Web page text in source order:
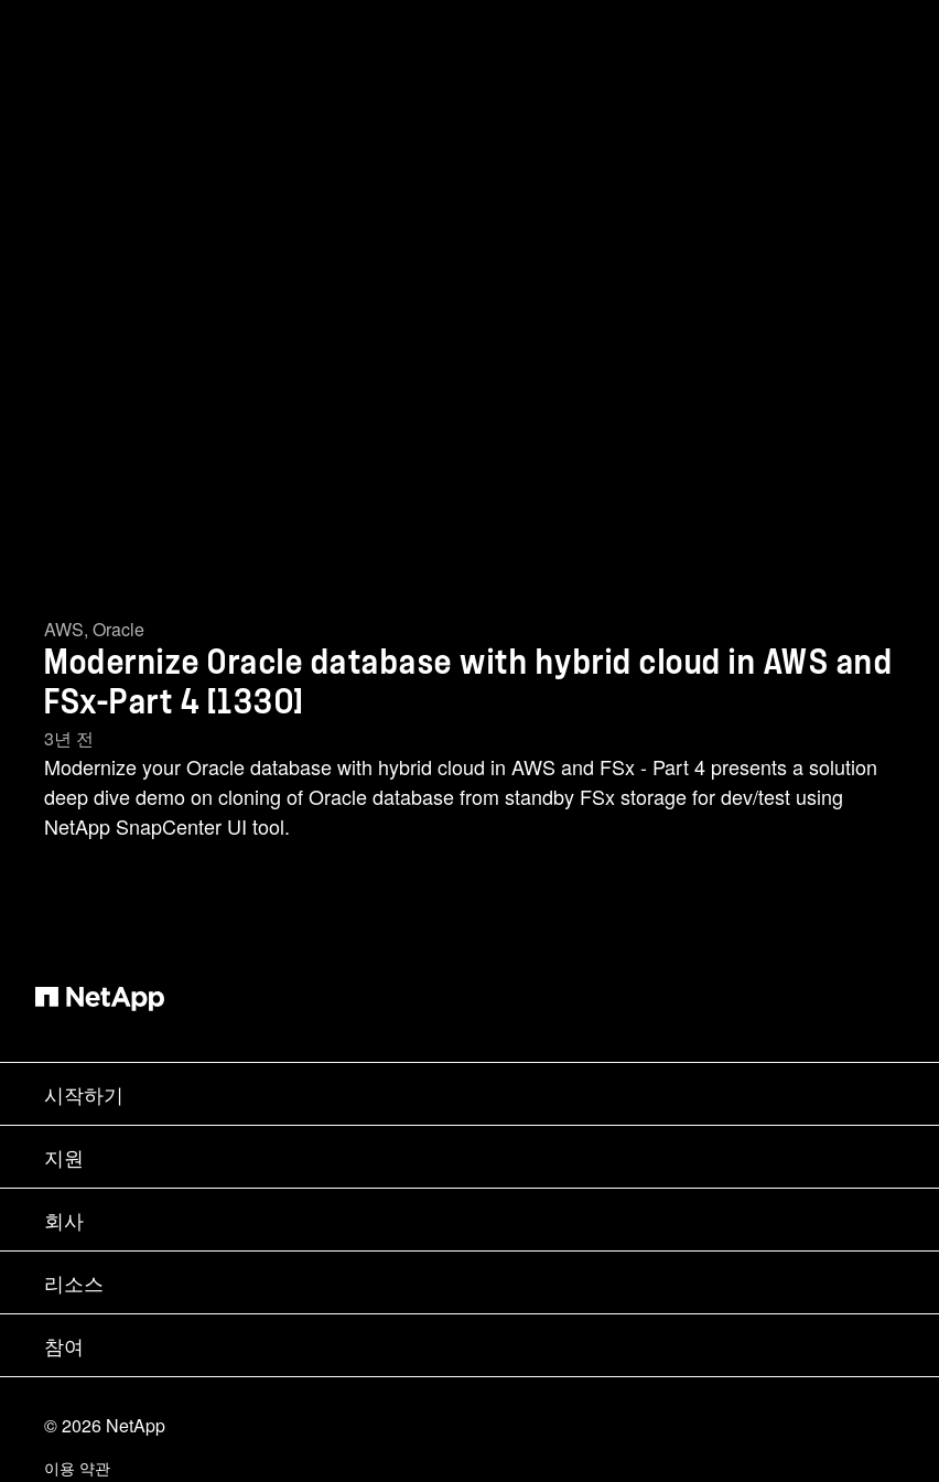
AWS, Oracle
Modernize Oracle database with hybrid cloud in AWS and
FSx-Part 4 [1330]
3년 전
Modernize your Oracle database with hybrid cloud in AWS and FSx - Part 4 presents a solution
deep dive demo on cloning of Oracle database from standby FSx storage for dev/test using
NetApp SnapCenter UI tool.
시작하기
구입 방법
세일즈 팀 연락처
파트너 찾기
경영진 브리핑
제품 소개
지원
지원
교육
설명서
커뮤니티
알아보기
회사
회사
파트너
채용
Trust Center
책임 및 지속가능성
리소스
뉴스룸
이벤트
블로그
고객 경험
참여
사이트 피드백
©2026 NetApp
이용 약관